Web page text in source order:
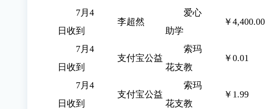
7月4
日收到
李超然
爱心
助学
￥4,400.00
7月4
日收到
支付宝公益
索玛
花支教
￥0.01
7月4
日收到
支付宝公益
索玛
花支教
￥1.99